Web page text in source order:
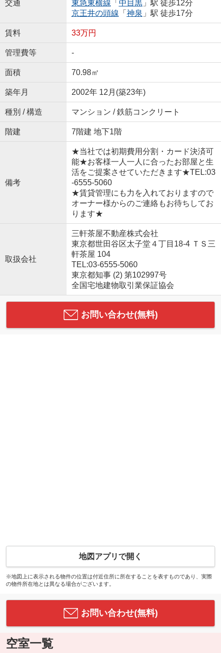
交通
東急東横線 「 中目黒」駅 徒歩12分
京王井の頭線 「 神泉 」駅 徒歩17分
賃料 33万円
管理費等 -
面積 70.98㎡
築年月 2002年 12月(築23年)
種別 / 構造 マンション / 鉄筋コンクリート
階建 7階建 地下1階
備考
★当社では初期費用分割・カード決済可
能★お客様一人一人に合ったお部屋と生
活をご提案させていただきます★TEL:03
-6555-5060
★賃貸管理にも力を入れておりますので
オーナー様からのご連絡もお待ちしてお
ります★
取扱会社
三軒茶屋不動産株式会社
東京都世田谷区太子堂４丁目18-4 ＴＳ三
軒茶屋 104
TEL:03-6555-5060
東京都知事 (2) 第102997号
全国宅地建物取引業保証協会
お問い合わせ(無料)
地図アプリで開く
※地図上に表示される物件の位置は付近住所に所在することを表すものであり、実際
の物件所在地とは異なる場合がございます。
お問い合わせ(無料)
空室一覧